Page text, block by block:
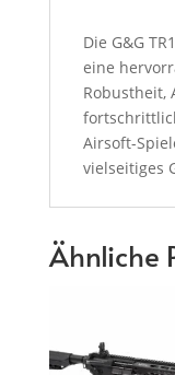
Die G&G
eine
Robustheit,
Airsoft-
vielseitiges
Ähnliche